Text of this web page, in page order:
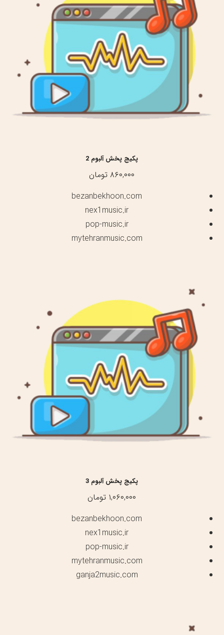
پکیج پخش آلبوم 2
۸۶۰,۰۰۰ تومان
bezanbekhoon.com
nex1music.ir
pop-music.ir
mytehranmusic.com
پکیج پخش آلبوم 3
۱,۰۶۰,۰۰۰ تومان
bezanbekhoon.com
nex1music.ir
pop-music.ir
mytehranmusic.com
ganja2music.com